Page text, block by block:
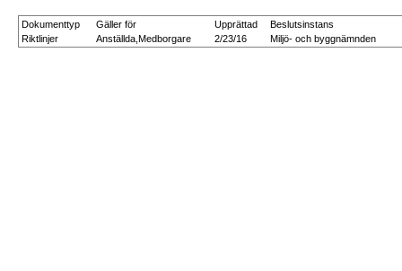
Dokumenttyp Gäller för Upprättad
Beslutsinstans
Riktlinjer
Anställda,Medborgare 2/23/16 Miljö- och byggnämnden